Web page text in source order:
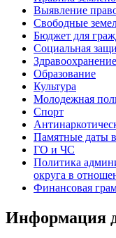
Выявление
Свободные
Бюджет для
Социальная
Здравоохранение
Образование
Культура
Молодежная
Спорт
Памятные даты
ГО и ЧС
Политика
округа в
Финансовая
Информация